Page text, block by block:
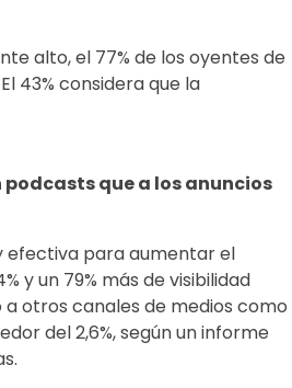
alto, el 77% de los oyentes de
43% considera que la
podcasts que a los anuncios
efectiva para aumentar el
y un 79% más de visibilidad
otros canales de medios como
del 2,6%, según un informe